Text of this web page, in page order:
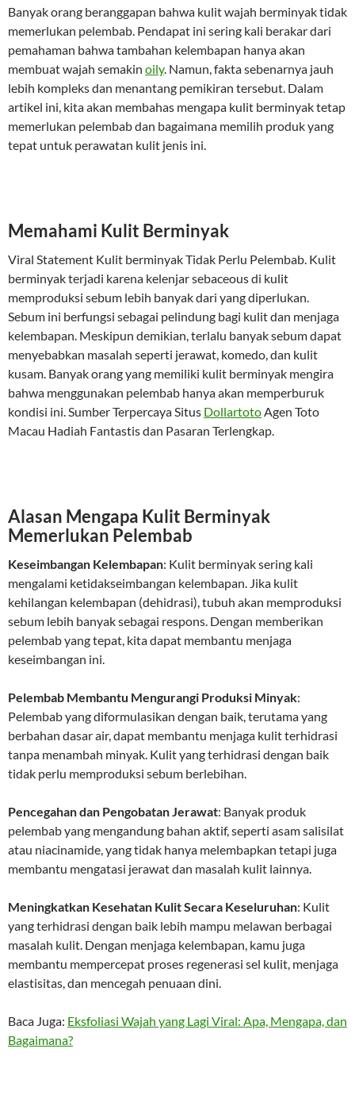
Banyak orang beranggapan bahwa kulit wajah berminyak tidak
memerlukan pelembab. Pendapat ini sering kali berakar dari
pemahaman bahwa tambahan kelembapan hanya akan
membuat wajah semakin oily. Namun, fakta sebenarnya jauh
lebih kompleks dan menantang pemikiran tersebut. Dalam
artikel ini, kita akan membahas mengapa kulit berminyak tetap
memerlukan pelembab dan bagaimana memilih produk yang
tepat untuk perawatan kulit jenis ini.
Memahami Kulit Berminyak
Viral Statement Kulit berminyak Tidak Perlu Pelembab. Kulit
berminyak terjadi karena kelenjar sebaceous di kulit
memproduksi sebum lebih banyak dari yang diperlukan.
Sebum ini berfungsi sebagai pelindung bagi kulit dan menjaga
kelembapan. Meskipun demikian, terlalu banyak sebum dapat
menyebabkan masalah seperti jerawat, komedo, dan kulit
kusam. Banyak orang yang memiliki kulit berminyak mengira
bahwa menggunakan pelembab hanya akan memperburuk
kondisi ini. Sumber Terpercaya Situs DollartotoAgen Toto
Macau Hadiah Fantastis dan Pasaran Terlengkap.
Alasan Mengapa Kulit Berminyak
Memerlukan Pelembab
Keseimbangan Kelembapan: Kulit berminyak sering kali
mengalami ketidakseimbangan kelembapan. Jika kulit
kehilangan kelembapan (dehidrasi), tubuh akan memproduksi
sebum lebih banyak sebagai respons. Dengan memberikan
pelembab yang tepat, kita dapat membantu menjaga
keseimbangan ini.
Pelembab Membantu Mengurangi Produksi Minyak:
Pelembab yang diformulasikan dengan baik, terutama yang
berbahan dasar air, dapat membantu menjaga kulit terhidrasi
tanpa menambah minyak. Kulit yang terhidrasi dengan baik
tidak perlu memproduksi sebum berlebihan.
Pencegahan dan Pengobatan Jerawat: Banyak produk
pelembab yang mengandung bahan aktif, seperti asam salisilat
atau niacinamide, yang tidak hanya melembapkan tetapi juga
membantu mengatasi jerawat dan masalah kulit lainnya.
Meningkatkan Kesehatan Kulit Secara Keseluruhan: Kulit
yang terhidrasi dengan baik lebih mampu melawan berbagai
masalah kulit. Dengan menjaga kelembapan, kamu juga
membantu mempercepat proses regenerasi sel kulit, menjaga
elastisitas, dan mencegah penuaan dini.
Baca Juga: Eksfoliasi Wajah yang Lagi Viral: Apa, Mengapa, dan
Bagaimana?